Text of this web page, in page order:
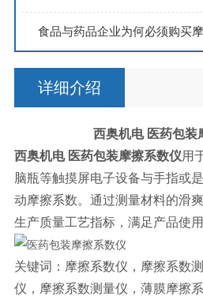
食品与药品企业为何必须购买
详细介绍
西奥机电 医药包装
西奥机电 医药包装摩擦系数仪用
脑瓶等触摸屏电子设备与手指或
动摩擦系数。通过测量材料的滑
生产质量工艺指标，满足产品使用
关键词：摩擦系数仪，摩擦系数
仪，摩擦系数测量仪，薄膜摩擦